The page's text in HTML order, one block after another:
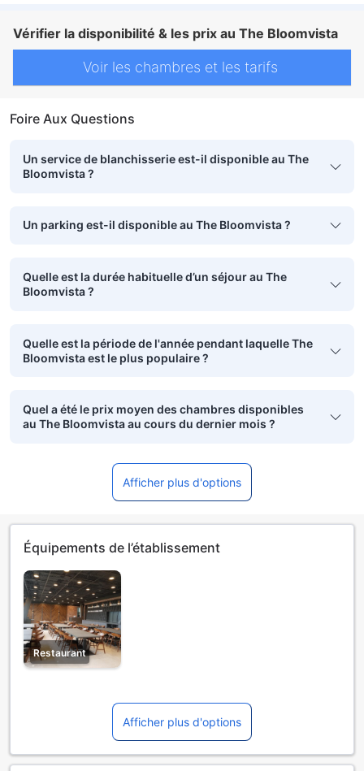
Vérifier la disponibilité & les prix au The Bloomvista
Voir les chambres et les tarifs
Foire Aux Questions
Un service de blanchisserie est-il disponible au The
Bloomvista ?
Un parking est-il disponible au The Bloomvista ?
Quelle est la durée habituelle d’un séjour au The
Bloomvista ?
Quelle est la période de l'année pendant laquelle The
Bloomvista est le plus populaire ?
Quel a été le prix moyen des chambres disponibles
au The Bloomvista au cours du dernier mois ?
Afficher plus d'options
Équipements de l’établissement
Restaurant
Afficher plus d'options